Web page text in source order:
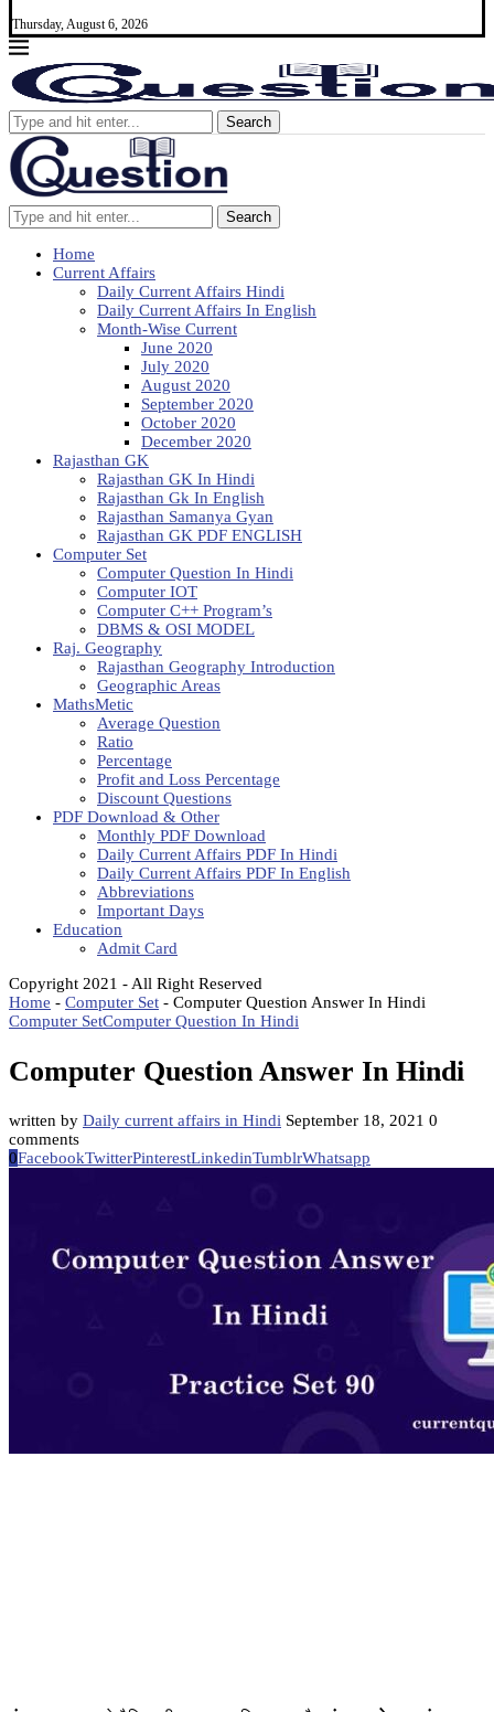
Thursday, August 6, 2026
Search
Search
Home
Current Affairs
Daily Current Affairs Hindi
Daily Current Affairs In English
Month-Wise Current
June 2020
July 2020
August 2020
September 2020
October 2020
December 2020
Rajasthan GK
Rajasthan GK In Hindi
Rajasthan Gk In English
Rajasthan Samanya Gyan
Rajasthan GK PDF ENGLISH
Computer Set
Computer Question In Hindi
Computer IOT
Computer C++ Program’s
DBMS & OSI MODEL
Raj. Geography
Rajasthan Geography Introduction
Geographic Areas
MathsMetic
Average Question
Ratio
Percentage
Profit and Loss Percentage
Discount Questions
PDF Download & Other
Monthly PDF Download
Daily Current Affairs PDF In Hindi
Daily Current Affairs PDF In English
Abbreviations
Important Days
Education
Admit Card
Copyright 2021 - All Right Reserved
Home - Computer Set - Computer Question Answer In Hindi
Computer SetComputer Question In Hindi
Computer Question Answer In Hindi
written by Daily current affairs in Hindi September 18, 2021 0
comments
0FacebookTwitterPinterestLinkedinTumblrWhatsapp